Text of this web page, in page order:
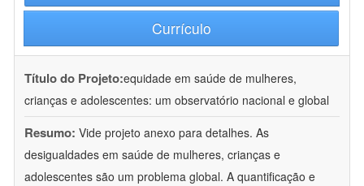
Currículo
Título do Projeto:equidade em saúde de mulheres,
crianças e adolescentes: um observatório nacional e global
Resumo: Vide projeto anexo para detalhes. As
desigualdades em saúde de mulheres, crianças e
adolescentes são um problema global. A quantificação e